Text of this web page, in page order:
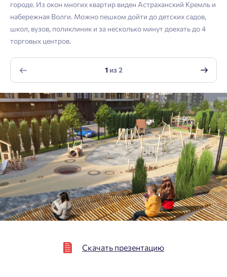
персональных данных
Отправить
Скачать презентацию
городе. Из окон многих квартир виден Астраханский Кремль и
набережная Волги. Можно пешком дойти до детских садов,
школ, вузов, поликлиник и за несколько минут доехать до 4
торговых центров.
1из2
Отправить
Войти
Личный кабинет
Телефон
Нажимая кнопку «Отправить», вы даёте согласие на обработку
персональных данных.
Подтвердить
Личный кабинет
Выслать код повторно через 00:58.
Отправить